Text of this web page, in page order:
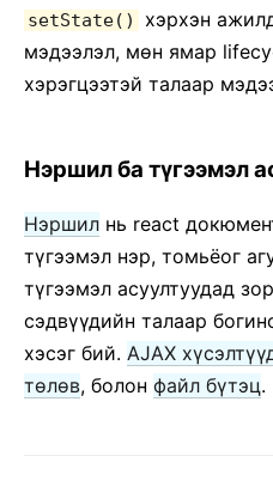
setState()
хэрхэн
мэдээлэл, мөн ямар
хэрэгцээтэй талаар
Нэршил ба түгээмэл
Нэршил нь react
түгээмэл нэр, томьёог
түгээмэл асуултуудад
сэдвүүдийн талаар
хэсэг бий. AJAX
төлөв, болон файл бүтэц.